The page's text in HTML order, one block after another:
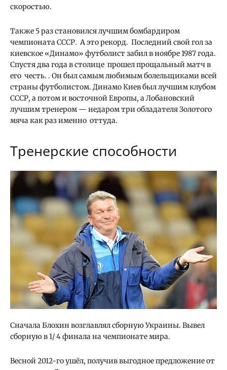
скоростью.
Также 5 раз становился лучшим бомбардиром
чемпионата СССР. А это рекорд. Последний свой гол за
киевское «Динамо» футболист забил в ноябре 1987 года.
Спустя два года в столице прошел прощальный матч в
его честь. . Он был самым любимым болельщиками всей
страны футболистом. Динамо Киев был лучшим клубом
СССР, а потом и восточной Европы, а Лобановский
лучшим тренером — недаром три обладателя Золотого
мяча как раз именно оттуда.
Тренерские способности
Сначала Блохин возглавлял сборную Украины. Вывел
сборную в 1/ 4 финала на чемпионате мира.
Весной 2012-го ушёл, получив выгодное предложение от